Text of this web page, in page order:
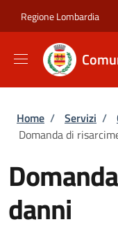
Regione Lombardia
Briciole di
Home / Servizi /
Domanda di
danni